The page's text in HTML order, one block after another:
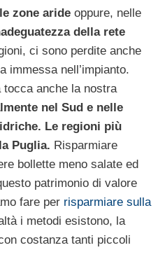
zone aride oppure, nelle
della rete
ci sono perdite anche
immessa nell’impianto.
anche la nostra
nel Sud e nelle
Le regioni più
Puglia. Risparmiare
bollette meno salate ed
patrimonio di valore
fare per risparmiare sulla
i metodi esistono, la
costanza tanti piccoli